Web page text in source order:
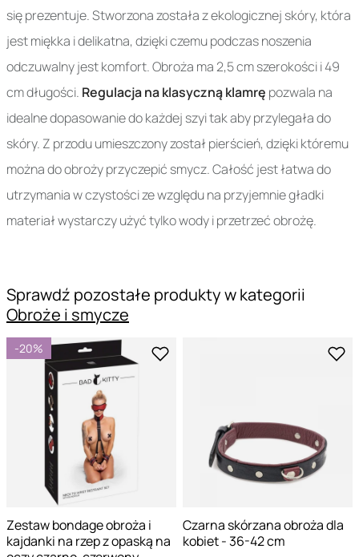
się prezentuje. Stworzona została z ekologicznej skóry, która
jest miękka i delikatna, dzięki czemu podczas noszenia
odczuwalny jest komfort. Obroża ma 2,5 cm szerokości i 49
cm długości. Regulacja na klasyczną klamrę pozwala na
idealne dopasowanie do każdej szyi tak aby przylegała do
skóry. Z przodu umieszczony został pierścień, dzięki któremu
można do obroży przyczepić smycz. Całość jest łatwa do
utrzymania w czystości ze względu na przyjemnie gładki
materiał wystarczy użyć tylko wody i przetrzeć obrożę.
Sprawdź pozostałe produkty w kategorii
Obroże i smycze
-20%
Zestaw bondage obroża i
kajdanki na rzep z opaską na
Czarna skórzana obroża dla
kobiet - 36-42 cm